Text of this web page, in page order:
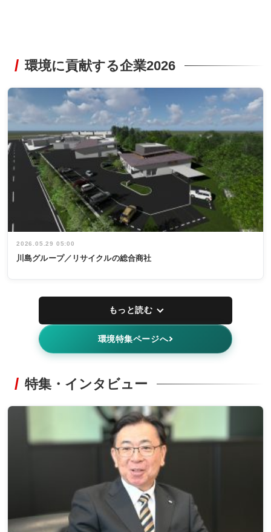
環境に貢献する企業2026
2026.05.29 05:00
川島グループ／リサイクルの総合商社
もっと読む
環境特集ページへ
特集・インタビュー